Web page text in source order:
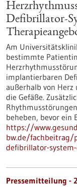
Defibrillator-
Am
bestimmte
implantierbaren
außerhalb von
die Gefäße.
beheben, bevor ein
https://
bw.de/fachbeitrag/
defibrillator-
Pressemitteilung -